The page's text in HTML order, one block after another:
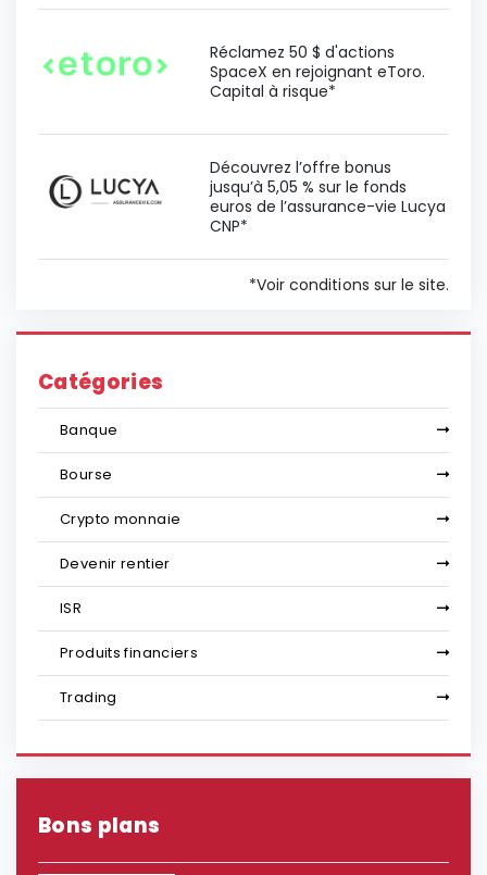
Réclamez 50 $ d'actions
SpaceX en rejoignant eToro.
Capital à risque*
Découvrez l’offre bonus
jusqu’à 5,05 % sur le fonds
euros de l’assurance-vie Lucya
CNP*
*Voir conditions sur le site.
Catégories
Banque
Bourse
Crypto monnaie
Devenir rentier
ISR
Produits financiers
Trading
Bons plans